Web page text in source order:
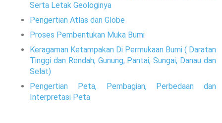
Serta Letak Geologinya
Pengertian Atlas dan Globe
Proses Pembentukan Muka Bumi
Keragaman Ketampakan Di Permukaan Bumi ( Daratan
Tinggi dan Rendah, Gunung, Pantai, Sungai, Danau dan
Selat)
Pengertian Peta, Pembagian, Perbedaan dan
Interpretasi Peta